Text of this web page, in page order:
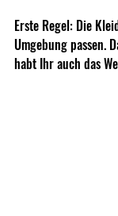
Erste Regel: Die
Umgebung passen.
habt Ihr auch das